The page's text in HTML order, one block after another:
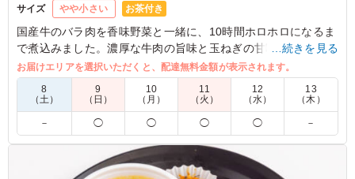
サイズ やや小さい お茶付き
国産牛のバラ肉を香味野菜と一緒に、10時間ホロホロになるま
で煮込みました。濃厚な牛肉の旨味と玉ねぎの甘味が程よくマ
ッチ。酸味とコクと旨味を一度に味わえるオーベルジーヌの定
番カレーです。
※オプションにてスリーブケース(化粧箱)をご用意しておりま
す。ご希望の際は下記「ご飯の種類」プルダウンよりご選択く
ださい。
…続きを見る
お届けエリアを選択いただくと、配達無料金額が表示されます。
8
（土）
9
（日）
10
（月）
11
（火）
12
（水）
13
（木）
－ ◯ ◯ ◯ ◯ －